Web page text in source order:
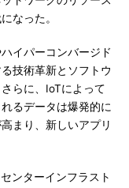
なった。
イパーコンバージド
技術革新とソフトウ
らに、IoTによって
るデータは爆発的に
まり、新しいアプリ
ンターインフラスト